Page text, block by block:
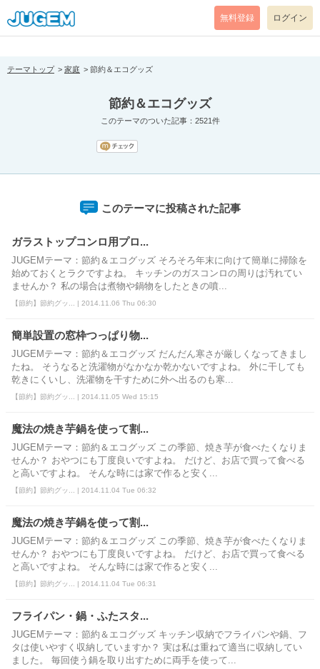
[pear_error: message="Success" code=0 mode=return level=notice
prefix="" info=""]
無料登録 ログイン
テーマトップ 家庭 節約＆エコグッズ
節約＆エコグッズ
このテーマのついた記事：2521件
このテーマに投稿された記事
ガラストップコンロ用プロ...
JUGEMテーマ：節約＆エコグッズ そろそろ年末に向けて簡単に掃除を
始めておくとラクですよね。 キッチンのガスコンロの周りは汚れてい
ませんか？ 私の場合は煮物や鍋物をしたときの噴...
【節約】節約グッ... | 2014.11.06 Thu 06:30
簡単設置の窓枠つっぱり物...
JUGEMテーマ：節約＆エコグッズ だんだん寒さが厳しくなってきまし
たね。 そうなると洗濯物がなかなか乾かないですよね。 外に干しても
乾きにくいし、洗濯物を干すために外へ出るのも寒...
【節約】節約グッ... | 2014.11.05 Wed 15:15
魔法の焼き芋鍋を使って割...
JUGEMテーマ：節約＆エコグッズ この季節、焼き芋が食べたくなりま
せんか？ おやつにも丁度良いですよね。 だけど、お店で買って食べる
と高いですよね。 そんな時には家で作ると安く...
【節約】節約グッ... | 2014.11.04 Tue 06:32
魔法の焼き芋鍋を使って割...
JUGEMテーマ：節約＆エコグッズ この季節、焼き芋が食べたくなりま
せんか？ おやつにも丁度良いですよね。 だけど、お店で買って食べる
と高いですよね。 そんな時には家で作ると安く...
【節約】節約グッ... | 2014.11.04 Tue 06:31
フライパン・鍋・ふたスタ...
JUGEMテーマ：節約＆エコグッズ キッチン収納でフライパンや鍋、フ
タは使いやすく収納していますか？ 実は私は重ねて適当に収納してい
ました。 毎回使う鍋を取り出すために両手を使って...